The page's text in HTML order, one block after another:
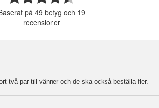
utav
på 49 betyg och 19
recensioner
två par till vänner och de ska också beställa fler.